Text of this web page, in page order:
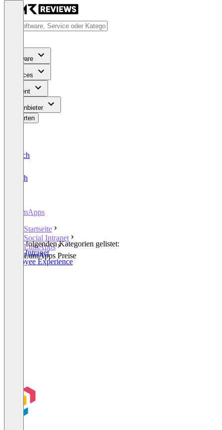
Software
Services
Content
Für Anbieter
Bewerten
Deutsch
English
LumApps
Startseite
Social Intranet
LumApps
LumApps Preise
In den folgenden Kategorien gelistet:
Social Intranet
Employee Experience